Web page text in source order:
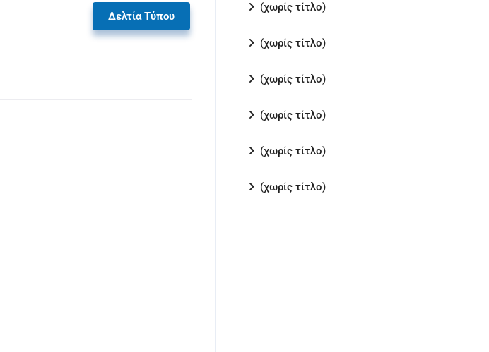
Δελτία Τύπου
(χωρίς τίτλο)
(χωρίς τίτλο)
(χωρίς τίτλο)
(χωρίς τίτλο)
(χωρίς τίτλο)
(χωρίς τίτλο)